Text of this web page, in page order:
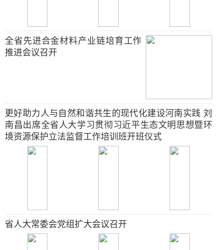
全省先进合金材料产业链培育工作
推进会议召开
更好助力人与自然和谐共生的现代化建设河南实践 刘
南昌出席全省人大学习贯彻习近平生态文明思想暨环
境资源保护立法监督工作培训班开班仪式
省人大常委会党组扩大会议召开